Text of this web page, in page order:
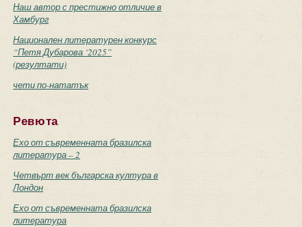
Наш автор с престижно отличие в
Хамбург
Национален литературен конкурс
“Петя Дубарова ‘2025”
(резултати)
чети по-нататък
Ревюта
Ехо от съвременната бразилска
литература – 2
Четвърт век българска култура в
Лондон
Ехо от съвременната бразилска
литература